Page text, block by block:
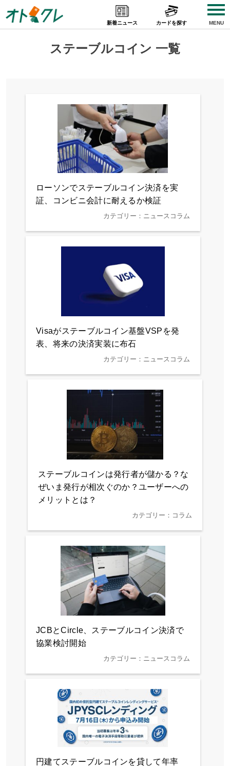
to
content
新着ニュース カードを探す MENU
ステーブルコイン 一覧
ローソンでステーブルコイン決済を実
証、コンビニ会計に耐えるか検証
カテゴリー：ニュースコラム
Visaがステーブルコイン基盤VSPを発
表、将来の決済実装に布石
カテゴリー：ニュースコラム
ステーブルコインは発行者が儲かる？な
ぜいま発行が相次ぐのか？ユーザーへの
メリットとは？
カテゴリー：コラム
JCBとCircle、ステーブルコイン決済で
協業検討開始
カテゴリー：ニュースコラム
円建てステーブルコインを貸して年率